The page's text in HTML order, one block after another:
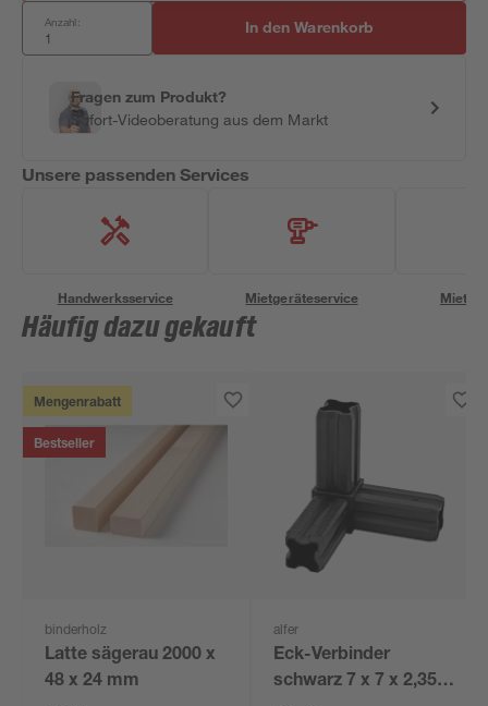
Anzahl: In den Warenkorb
Fragen zum Produkt?
Sofort-Videoberatung aus dem Markt
Unsere passenden Services
Handwerksservice Mietgeräteservice
Häufig dazu gekauft
Mengenrabatt
Bestseller
binderholz
Latte sägerau 2000 x
48 x 24 mm
alfer
Eck-Verbinder
schwarz 7 x 7 x 2,35